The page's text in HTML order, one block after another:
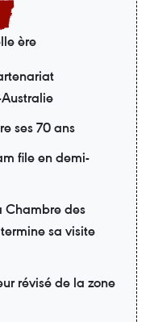
ère
ses 70 ans
file en demi-
Chambre des
sa visite
révisé de la zone